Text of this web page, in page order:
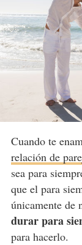
Cuando te
relación de
sea para
que el para
únicamente de
durar para
para hacerlo.